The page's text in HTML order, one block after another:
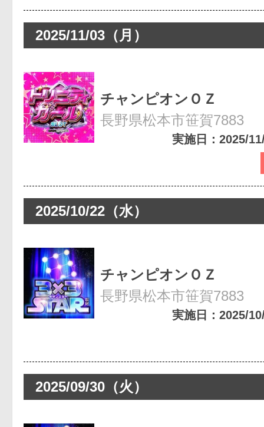
2025/11/03（月）
チャンピオンＯＺ
長野県松本市笹賀7883
実施日：2025/
2025/10/22（水）
チャンピオンＯＺ
長野県松本市笹賀7883
実施日：2025/
2025/09/30（火）